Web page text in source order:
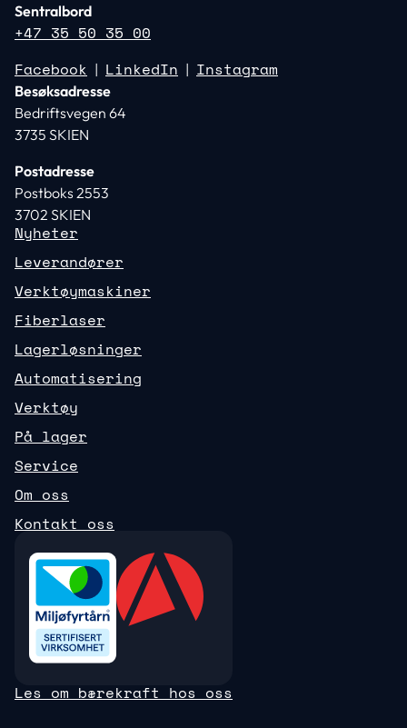
Sentralbord
+47 35 50 35 00
Facebook | LinkedIn | Instagram
Besøksadresse
Bedriftsvegen 64
3735 SKIEN
Postadresse
Postboks 2553
3702 SKIEN
Nyheter
Leverandører
Verktøymaskiner
Fiberlaser
Lagerløsninger
Automatisering
Verktøy
På lager
Service
Om oss
Kontakt oss
Les om bærekraft hos oss